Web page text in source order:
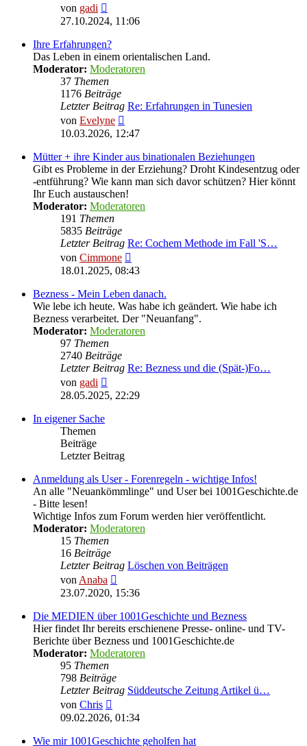
von gadi
Beitrag
27.10.2024, 11:06
Ihre Erfahrungen?
Das Leben in einem orientalischen Land.
Moderator: Moderatoren
37 Themen
1176 Beiträge
Letzter Beitrag Re: Erfahrungen in Tunesien
von Evelyne
Beitrag
10.03.2026, 12:47
Mütter + ihre Kinder aus binationalen Beziehungen
Gibt es Probleme in der Erziehung? Droht Kindesentzug oder
-entführung? Wie kann man sich davor schützen? Hier könnt
Ihr Euch austauschen!
Moderator: Moderatoren
191 Themen
5835 Beiträge
Letzter Beitrag Re: Cochem Methode im Fall 'S…
von Cimmone
Beitrag
18.01.2025, 08:43
Bezness - Mein Leben danach.
Wie lebe ich heute. Was habe ich geändert. Wie habe ich
Bezness verarbeitet. Der "Neuanfang".
Moderator: Moderatoren
97 Themen
2740 Beiträge
Letzter Beitrag Re: Bezness und die (Spät-)Fo…
von gadi
Beitrag
28.05.2025, 22:29
In eigener Sache
Themen
Beiträge
Letzter Beitrag
Anmeldung als User - Forenregeln - wichtige Infos!
An alle "Neuankömmlinge" und User bei 1001Geschichte.de
- Bitte lesen!
Wichtige Infos zum Forum werden hier veröffentlicht.
Moderator: Moderatoren
15 Themen
16 Beiträge
Letzter Beitrag Löschen von Beiträgen
von Anaba
Beitrag
23.07.2020, 15:36
Die MEDIEN über 1001Geschichte und Bezness
Hier findet Ihr bereits erschienene Presse- online- und TV-
Berichte über Bezness und 1001Geschichte.de
Moderator: Moderatoren
95 Themen
798 Beiträge
Letzter Beitrag Süddeutsche Zeitung Artikel ü…
von Chris
Beitrag
09.02.2026, 01:34
Wie mir 1001Geschichte geholfen hat